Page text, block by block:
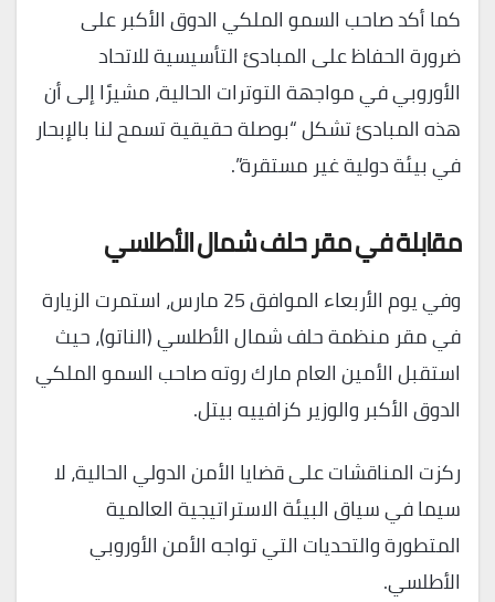
كما أكد صاحب السمو الملكي الدوق الأكبر على
ضرورة الحفاظ على المبادئ التأسيسية للاتحاد
الأوروبي في مواجهة التوترات الحالية، مشيرًا إلى أن
هذه المبادئ تشكل “بوصلة حقيقية تسمح لنا بالإبحار
في بيئة دولية غير مستقرة”.
مقابلة في مقر حلف شمال الأطلسي
وفي يوم الأربعاء الموافق 25 مارس، استمرت الزيارة
في مقر منظمة حلف شمال الأطلسي (الناتو)، حيث
استقبل الأمين العام مارك روته صاحب السمو الملكي
الدوق الأكبر والوزير كزافييه بيتل.
ركزت المناقشات على قضايا الأمن الدولي الحالية، لا
سيما في سياق البيئة الاستراتيجية العالمية
المتطورة والتحديات التي تواجه الأمن الأوروبي
الأطلسي.